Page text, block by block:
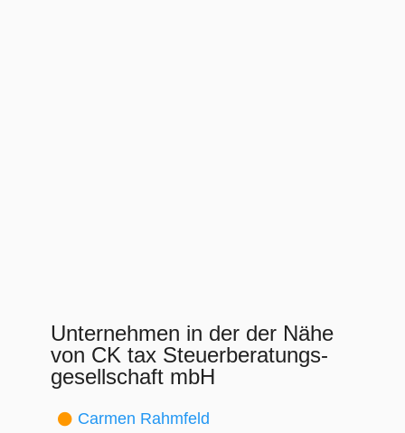
Unternehmen in der der Nähe
von CK tax Steuerberatungs-
gesellschaft mbH
Carmen Rahmfeld